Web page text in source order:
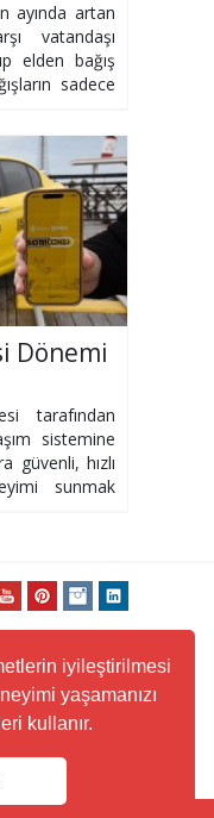
iyileştirilmesi
yaşamanızı
kullanır.
ayında artan
vatandaşı
elden bağış
sadece
Dönemi
tarafından
sistemine
güvenli, hızlı
sunmak
Her türlü haber,
haberlere ve köşe
sorumlu